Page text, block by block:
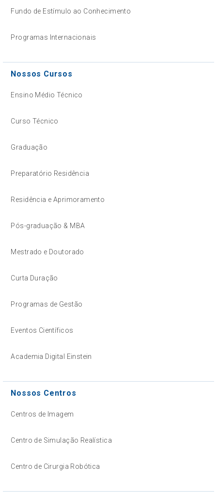
Fundo de Estímulo ao Conhecimento
Programas Internacionais
Nossos Cursos
Ensino Médio Técnico
Curso Técnico
Graduação
Preparatório Residência
Residência e Aprimoramento
Pós-graduação & MBA
Mestrado e Doutorado
Curta Duração
Programas de Gestão
Eventos Científicos
Academia Digital Einstein
Nossos Centros
Centros de Imagem
Centro de Simulação Realística
Centro de Cirurgia Robótica